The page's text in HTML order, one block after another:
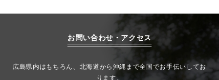
お問い合わせ・アクセス
広島県内はもちろん、北海道から沖縄まで全国でお手伝いしてお
ります。